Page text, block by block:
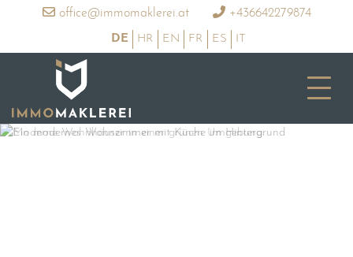
office@immomaklerei.at +436642279874
DE HR EN FR ES IT